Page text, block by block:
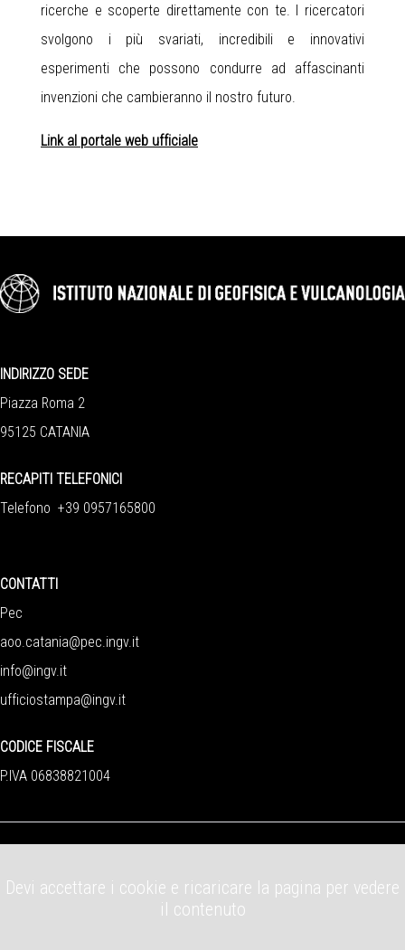
ricerche e scoperte direttamente con te. I ricercatori
svolgono i più svariati, incredibili e innovativi
esperimenti che possono condurre ad affascinanti
invenzioni che cambieranno il nostro futuro.
Link al portale web ufficiale
INDIRIZZO SEDE
Piazza Roma 2
95125 CATANIA
RECAPITI TELEFONICI
Telefono +39 0957165800
CONTATTI
Pec
aoo.catania@pec.ingv.it
info@ingv.it
ufficiostampa@ingv.it
CODICE FISCALE
P.IVA 06838821004
Devi accettare i cookie e ricaricare la pagina per vedere
il contenuto